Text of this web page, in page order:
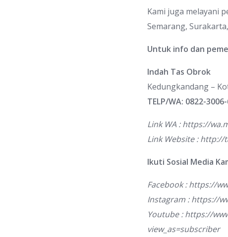
Kami juga melayani
Semarang,
Untuk info dan
Indah Tas Obrok
Kedungkandang –
TELP/WA: 0822-
Link WA :https://
Link Website :http://
Ikuti Sosial Media
Facebook :https://
Instagram :https://
Youtube :https://
view_as=subscriber